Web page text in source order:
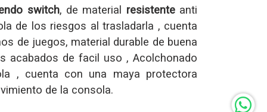
switch, de material resistente anti
de los riesgos al trasladarla , cuenta
de juegos, material durable de buena
acabados de facil uso , Acolchonado
, cuenta con una maya protectora
de la consola.